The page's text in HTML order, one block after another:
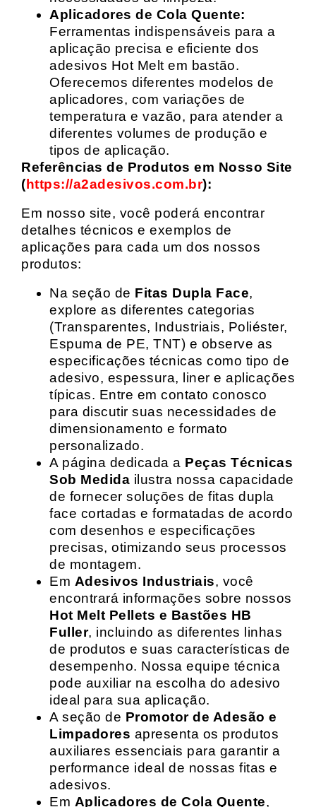
Aplicadores de Cola Quente:
Ferramentas indispensáveis para a
aplicação precisa e eficiente dos
adesivos Hot Melt em bastão.
Oferecemos diferentes modelos de
aplicadores, com variações de
temperatura e vazão, para atender a
diferentes volumes de produção e
tipos de aplicação.
Referências de Produtos em Nosso Site
(https://a2adesivos.com.br):
Em nosso site, você poderá encontrar
detalhes técnicos e exemplos de
aplicações para cada um dos nossos
produtos:
Na seção de Fitas Dupla Face,
explore as diferentes categorias
(Transparentes, Industriais, Poliéster,
Espuma de PE, TNT) e observe as
especificações técnicas como tipo de
adesivo, espessura, liner e aplicações
típicas. Entre em contato conosco
para discutir suas necessidades de
dimensionamento e formato
personalizado.
A página dedicada a Peças Técnicas
Sob Medida ilustra nossa capacidade
de fornecer soluções de fitas dupla
face cortadas e formatadas de acordo
com desenhos e especificações
precisas, otimizando seus processos
de montagem.
Em Adesivos Industriais, você
encontrará informações sobre nossos
Hot Melt Pellets e Bastões HB
Fuller, incluindo as diferentes linhas
de produtos e suas características de
desempenho. Nossa equipe técnica
pode auxiliar na escolha do adesivo
ideal para sua aplicação.
A seção de Promotor de Adesão e
Limpadores apresenta os produtos
auxiliares essenciais para garantir a
performance ideal de nossas fitas e
adesivos.
Em Aplicadores de Cola Quente,